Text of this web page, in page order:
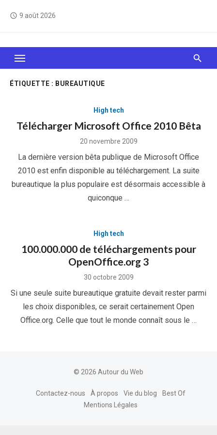
access_time 9 août 2026
Le Web, c'est comme une boîte de chocolats… On
sait jamais sur quoi on va tomber !
ÉTIQUETTE : BUREAUTIQUE
High tech
Télécharger Microsoft Office 2010 Bêta
Posted
20 novembre 2009
La dernière version bêta publique de Microsoft Office
2010 est enfin disponible au téléchargement. La suite
bureautique la plus populaire est désormais accessible à
quiconque …
High tech
100.000.000 de téléchargements pour
OpenOffice.org 3
Posted
30 octobre 2009
Si une seule suite bureautique gratuite devait rester parmi
les choix disponibles, ce serait certainement Open
Office.org. Celle que tout le monde connaît sous le …
© 2026 Autour du Web
Contactez-nous À propos Vie du blog
Best Of
Mentions Légales